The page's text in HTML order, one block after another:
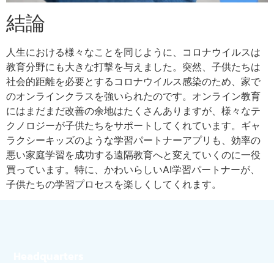
結論
人生における様々なことを同じように、コロナウイルスは
教育分野にも大きな打撃を与えました。突然、子供たちは
社会的距離を必要とするコロナウイルス感染のため、家で
のオンラインクラスを強いられたのです。オンライン教育
にはまだまだ改善の余地はたくさんありますが、様々なテ
クノロジーが子供たちをサポートしてくれています。ギャ
ラクシーキッズのような学習パートナーアプリも、効率の
悪い家庭学習を成功する遠隔教育へと変えていくのに一役
買っています。特に、かわいらしいAI学習パートナーが、
子供たちの学習プロセスを楽しくしてくれます。